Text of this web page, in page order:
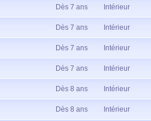
Dès 7 ans Intérieur
Dès 7 ans Intérieur
Dès 7 ans Intérieur
Dès 7 ans Intérieur
Dès 8 ans Intérieur
Dès 8 ans Intérieur